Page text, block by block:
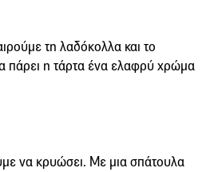
τη λαδόκολλα και το
πάρει η τάρτα ένα ελαφρύ χρώμα
να κρυώσει. Με μια σπάτουλα